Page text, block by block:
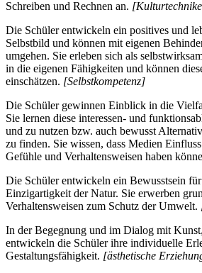
Schreiben und Rechnen an.
Die Schüler entwickeln ein positives und
Selbstbild und können mit eigenen
umgehen. Sie erleben sich als
in die eigenen Fähigkeiten und können
einschätzen. [Selbstkompetenz]
Die Schüler gewinnen Einblick in die
Sie lernen diese interessen- und
und zu nutzen bzw. auch bewusst
zu finden. Sie wissen, dass Medien
Gefühle und Verhaltensweisen haben
Die Schüler entwickeln ein Bewusstsein
Einzigartigkeit der Natur. Sie erwerben
Verhaltensweisen zum Schutz der Umwelt.
In der Begegnung und im Dialog mit
entwickeln die Schüler ihre individuelle
Gestaltungsfähigkeit. [ästhetische